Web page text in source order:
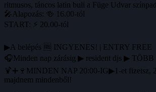
ritmusos, táncos latin buli a Füge Udvar
🎤Alapozás: 🍻 16.00-tól
START: ⚡ 20.00-tól
▶A belépés 🆓 INGYENES! | ENTRY FREE
🎧Minden nap zárásig ▶ resident djs ▶ TÖBB
🍹➕🍷MINDEN NAP 20:00-IG▶1-et fizetsz,
majdnem mindenből!